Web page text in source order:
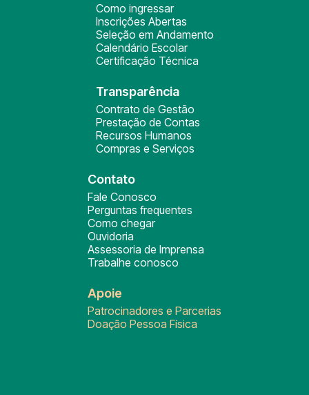
Como ingressar
Inscrições Abertas
Seleção em Andamento
Calendário Escolar
Certificação Técnica
Transparência
Contrato de Gestão
Prestação de Contas
Recursos Humanos
Compras e Serviços
Contato
Fale Conosco
Perguntas frequentes
Como chegar
Ouvidoria
Assessoria de Imprensa
Trabalhe conosco
Apoie
Patrocinadores e Parcerias
Doação Pessoa Física